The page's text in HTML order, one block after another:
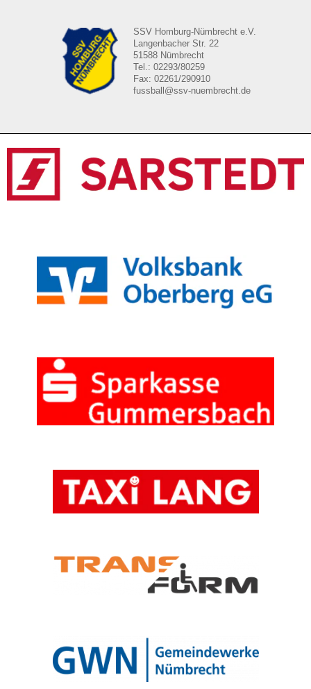
SSV Homburg-Nümbrecht e.V.
Langenbacher Str. 22
51588 Nümbrecht
Tel.: 02293/80259
Fax: 02261/290910
fussball@ssv-nuembrecht.de